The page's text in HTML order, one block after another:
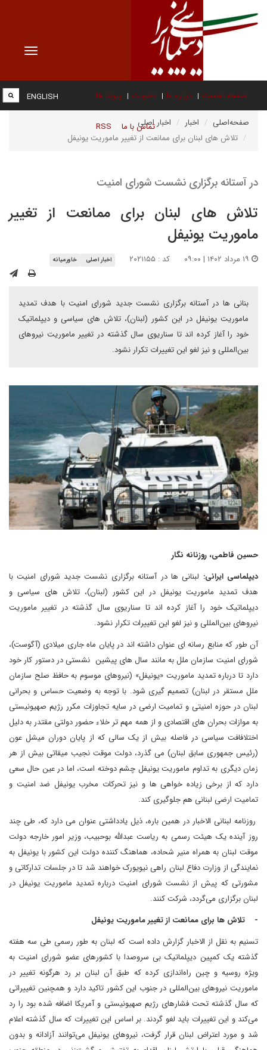
Toggle
صفحه نخست درباره ما عضویت پیوند ها
تماس با ما RSS
ENGLISH
صفحه‌اصلی اخبار
اخبار اصلی
تلاش های لبنان برای ممانعت از تغییر ماموریت یونیفل
در آستانه برگزاری نشست شورای امنیت
تلاش های لبنان برای ممانعت از تغییر
ماموریت یونیفل
کد : ۲۰۲۱۱۵۵ اخبار اصلی خاورمیانه
بنانی ها در آستانه برگزاری نشست جدید شورای امنیت با هدف تمدید
ماموریت یونیفل در این کشور (لبنان)، تلاش های سیاسی و دیپلماتیک
خود را آغاز کرده اند تا سناریوی سال گذشته در تغییر ماموریت نیروهای
بین‌المللی و نیز لغو این تغییرات تکرار نشود.
حسین فاطمی، روزنانه نگار
دیپلماسی ایرانی: لبنانی ها در آستانه برگزاری نشست جدید شورای امنیت با
هدف تمدید ماموریت یونیفل در این کشور (لبنان)، تلاش های سیاسی و
دیپلماتیک خود را آغاز کرده اند تا سناریوی سال گذشته در تغییر ماموریت
نیروهای بین‌المللی و نیز لغو این تغییرات تکرار نشود.
آن طور که منابع رسانه ای عنوان داشته اند در پایان ماه جاری میلادی (آگوست)،
شورای امنیت سازمان ملل به مانند سال های پیشین نشستی در دستور کار خود
دارد تا درباره تمدید ماموریت «یونیفل» (نیروهای موسوم به حافظ صلح سازمان
ملل مستقر در لبنان) تصمیم گیری شود. با توجه به وضعیت حساس و بحرانی
لبنان در حوزه امنیتی و تمامیت ارضی در سایه تجاوزات مکرر رژیم صهیونیستی
به موازات بحران های اقتصادی و از همه مهم تر خلاء حضور دولتی مقتدر به دلیل
اختلافافت سیاسی در فاصله بیش از یک سالی که از پایان دوران میشل عون
(رئیس جمهوری سابق لبنان) می گذرد، دولت موقت نجیب میقاتی بیش از هر
زمان دیگری به تداوم ماموریت یونیفل چشم دوخته است، اما در عین حال سعی
دارد که از برخی زیاده خواهی ها و نیز تحرکات مخرب یونیفل ضد امنیت و
تمامیت ارضی لبنانی هم جلوگیری کند.
روزنامه لبنانی الاخبار در همین باره، ذیل یادداشتی عنوان می دارد که، طی چند
روز آینده یک هیئت رسمی به ریاست عبدالله بوحبیب، وزیر امور خارجه دولت
موقت لبنان به همراه منیر شحاده، هماهنگ کننده دولت این کشور با یونیفل به
نمایندگی از وزارت دفاع لبنان راهی نیویورک خواهند شد تا در جلسات تدارکاتی و
مشورتی که پیش از نشست شورای امنیت درباره تمدید ماموریت یونیفل در
لبنان برگزاری می‌گردد، شرکت کنند.
- تلاش ها برای ممانعت از تغییر ماموریت یونیفل
تسنیم به نقل از الاخبار گزارش داده است که لبنان به طور رسمی طی سه هفته
گذشته یک کمپین دیپلماتیک بی سروصدا با کشورهای عضو شورای امنیت به
ویژه روسیه و چین راه‌اندازی کرده که طبق آن لبنان بر رد هرگونه تغییر در
ماموریت نیروهای بین‌المللی در جنوب این کشور تاکید دارد و همچنین تغییراتی
که سال گذشته تحت فشارهای رژیم صهیونیستی و آمریکا اضافه شده بود را رد
می‌کند و این تغییرات باید لغو گردند. بر اساس این تغییرات که سال گذشته اعلام
شد و مورد اعتراض لبنان قرار گرفت، نیروهای یونیفل می‌توانند آزادانه و بدون